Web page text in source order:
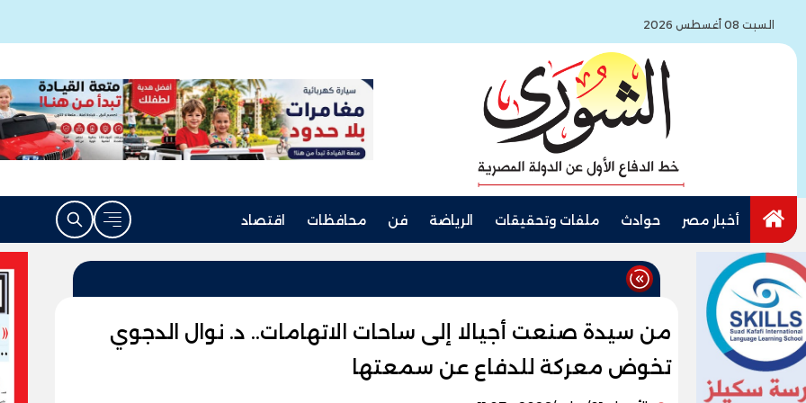
السبت 08 أغسطس 2026
أخبار مصر حوادث ملفات وتحقيقات الرياضة فن محافظات اقتصاد
من سيدة صنعت أجيالا إلى ساحات الاتهامات.. د. نوال الدجوي
تخوض معركة للدفاع عن سمعتها